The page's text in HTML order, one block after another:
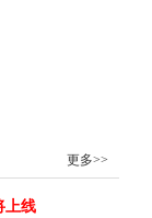
更多>>
上线